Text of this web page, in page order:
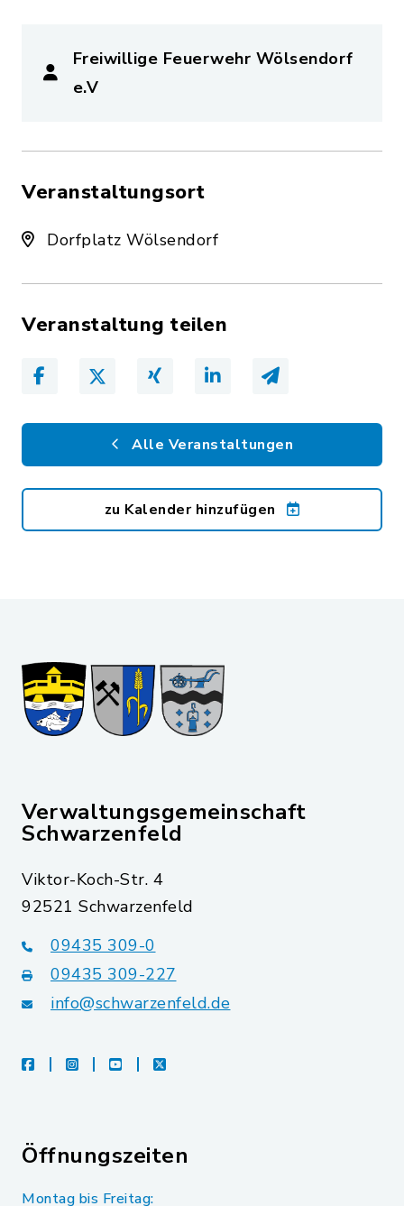
Freiwillige Feuerwehr Wölsendorf
e.V
Veranstaltungsort
Dorfplatz Wölsendorf
Veranstaltung teilen
Alle Veranstaltungen
zu Kalender hinzufügen
Verwaltungsgemeinschaft
Schwarzenfeld
Viktor-Koch-Str. 4
92521 Schwarzenfeld
09435 309-0
09435 309-227
info@schwarzenfeld.de
facebookinstagramyoutubeX
Öffnungszeiten
Montag bis Freitag: